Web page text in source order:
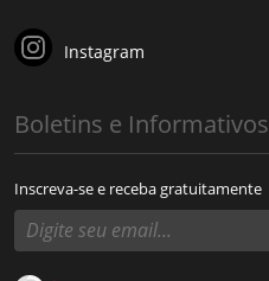
Instagram
Boletins e Informativos
Inscreva-se e receba gratuitamente